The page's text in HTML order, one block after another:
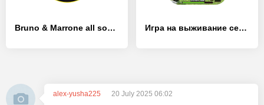
Bruno & Marrone all songs - [Разблокированная версия] Игра на выживание семьи тигров
alex-yusha225
20 July 2025 06:02